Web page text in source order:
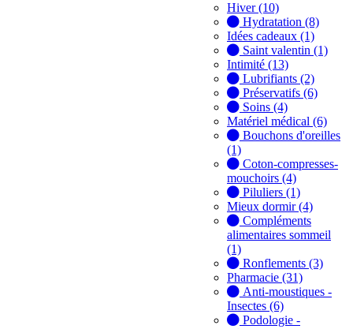
Hiver (10)
Hydratation (8)
Idées cadeaux (1)
Saint valentin (1)
Intimité (13)
Lubrifiants (2)
Préservatifs (6)
Soins (4)
Matériel médical (6)
Bouchons d'oreilles
(1)
Coton-compresses-
mouchoirs (4)
Piluliers (1)
Mieux dormir (4)
Compléments
alimentaires sommeil
(1)
Ronflements (3)
Pharmacie (31)
Anti-moustiques -
Insectes (6)
Podologie -